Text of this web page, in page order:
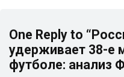
One Reply to
удерживает 38-е
футболе: анализ